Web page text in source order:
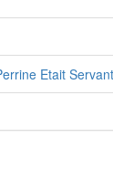
Etait